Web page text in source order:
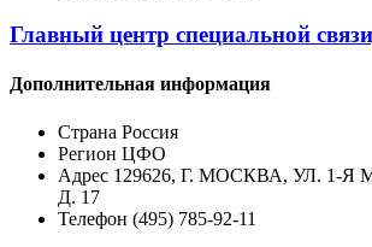
Главный центр специальной
Дополнительная информация
Страна Россия
Регион ЦФО
Адрес 129626, Г. МОСКВА, УЛ.
Д. 17
Телефон (495) 785-92-11